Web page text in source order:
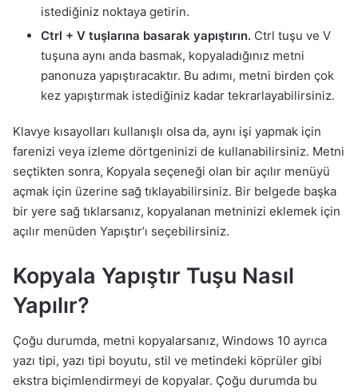
istediğiniz noktaya getirin.
Ctrl + V tuşlarına basarak yapıştırın. Ctrl tuşu ve V
tuşuna aynı anda basmak, kopyaladığınız metni
panonuza yapıştıracaktır. Bu adımı, metni birden çok
kez yapıştırmak istediğiniz kadar tekrarlayabilirsiniz.
Klavye kısayolları kullanışlı olsa da, aynı işi yapmak için
farenizi veya izleme dörtgeninizi de kullanabilirsiniz. Metni
seçtikten sonra, Kopyala seçeneği olan bir açılır menüyü
açmak için üzerine sağ tıklayabilirsiniz. Bir belgede başka
bir yere sağ tıklarsanız, kopyalanan metninizi eklemek için
açılır menüden Yapıştır’ı seçebilirsiniz.
Kopyala Yapıştır Tuşu Nasıl
Yapılır?
Çoğu durumda, metni kopyalarsanız, Windows 10 ayrıca
yazı tipi, yazı tipi boyutu, stil ve metindeki köprüler gibi
ekstra biçimlendirmeyi de kopyalar. Çoğu durumda bu